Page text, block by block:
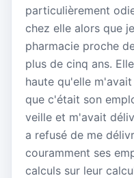
particulièrement
chez elle alors que
pharmacie proche
plus de cinq ans.
haute qu'elle
que c'était son
veille et m'avait
a refusé de me
couramment ses
calculs sur leur